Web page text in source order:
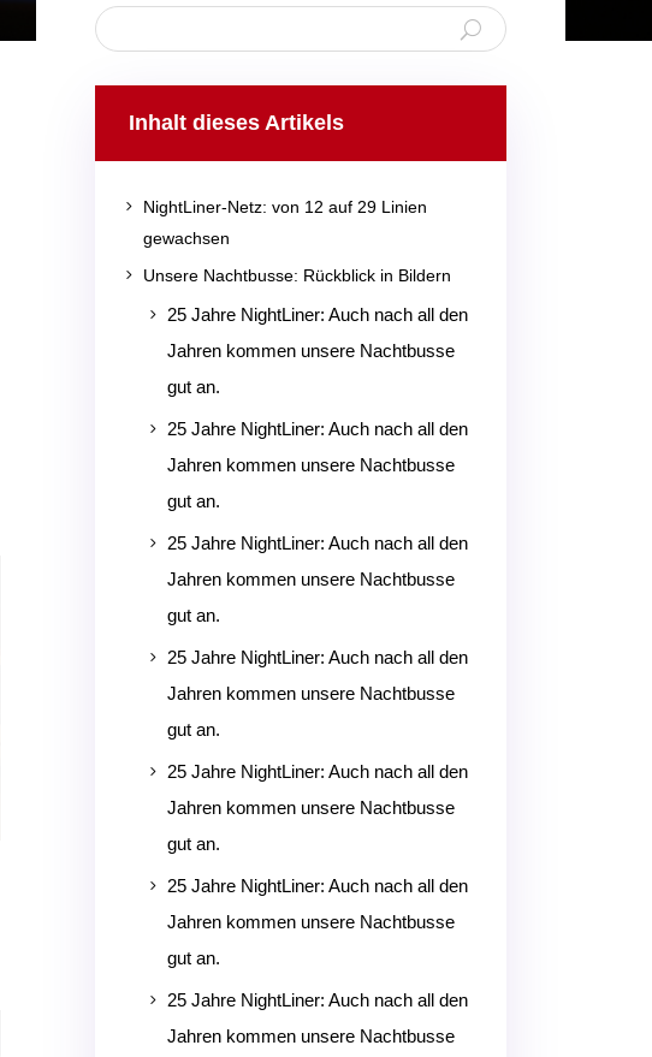
Inhalt dieses Artikels
5
NightLiner-Netz: von 12 auf 29 Linien
gewachsen
5 Unsere Nachtbusse: Rückblick in Bildern
5
25 Jahre NightLiner: Auch nach all den
Jahren kommen unsere Nachtbusse
gut an.
5
25 Jahre NightLiner: Auch nach all den
Jahren kommen unsere Nachtbusse
gut an.
5
25 Jahre NightLiner: Auch nach all den
Jahren kommen unsere Nachtbusse
gut an.
5
25 Jahre NightLiner: Auch nach all den
Jahren kommen unsere Nachtbusse
gut an.
5
25 Jahre NightLiner: Auch nach all den
Jahren kommen unsere Nachtbusse
gut an.
5
25 Jahre NightLiner: Auch nach all den
Jahren kommen unsere Nachtbusse
gut an.
5
25 Jahre NightLiner: Auch nach all den
Jahren kommen unsere Nachtbusse